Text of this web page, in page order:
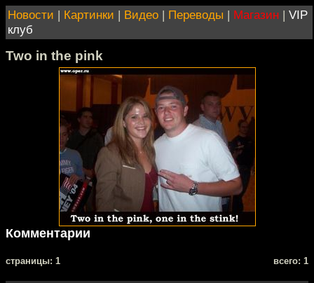
Новости | Картинки | Видео | Переводы | Магазин | VIP
клуб
Two in the pink
Комментарии
cтраницы: 1 всего: 1